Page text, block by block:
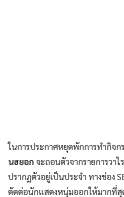
ในการประกาศหยุดพักการทำกิจ
นฮยอก จะถอนตัวจากรายการวาไ
ปรากฏตัวอยู่เป็นประจำ ทางช่อง
ตัดต่อนักแสดงหนุ่มออกให้มากที่สุ